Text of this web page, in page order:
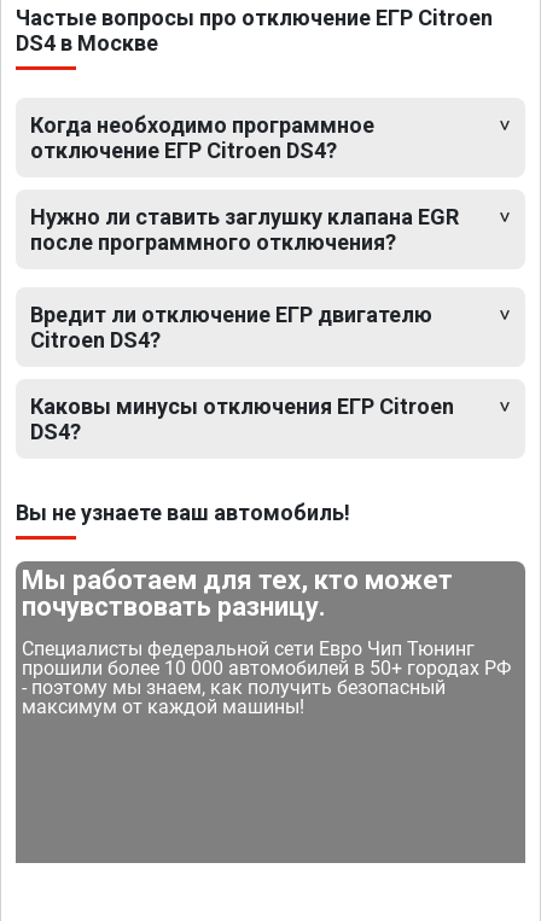
Частые вопросы про отключение ЕГР Citroen
DS4 в Москве
Когда необходимо программное
отключение ЕГР Citroen DS4?
Нужно ли ставить заглушку клапана EGR
после программного отключения?
Вредит ли отключение ЕГР двигателю
Citroen DS4?
Каковы минусы отключения ЕГР Citroen
DS4?
Вы не узнаете ваш автомобиль!
Мы работаем для тех, кто может
почувствовать разницу.
Специалисты федеральной сети Евро Чип Тюнинг
прошили более 10 000 автомобилей в 50+ городах РФ
- поэтому мы знаем, как получить безопасный
максимум от каждой машины!